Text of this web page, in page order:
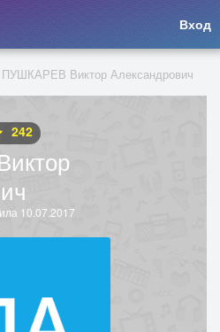
Вход
ПУШКАРЕВ Виктор Александрович
242
10.07.2017